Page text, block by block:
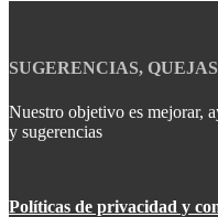
SUGERENCIAS,
Nuestro objetivo es mejorar,
y sugerencias
Políticas de privacidad y